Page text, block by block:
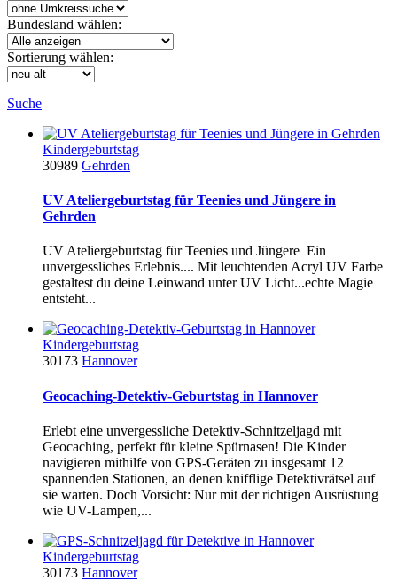
Bundesland wählen:
Sortierung wählen:
Suche
Kindergeburtstag
30989 Gehrden
UV Ateliergeburtstag für Teenies und Jüngere in
Gehrden
UV Ateliergeburtstag für Teenies und Jüngere Ein
unvergessliches Erlebnis.... Mit leuchtenden Acryl UV Farbe
gestaltest du deine Leinwand unter UV Licht...echte Magie
entsteht...
Kindergeburtstag
30173 Hannover
Geocaching-Detektiv-Geburtstag in Hannover
Erlebt eine unvergessliche Detektiv-Schnitzeljagd mit
Geocaching, perfekt für kleine Spürnasen! Die Kinder
navigieren mithilfe von GPS-Geräten zu insgesamt 12
spannenden Stationen, an denen knifflige Detektivrätsel auf
sie warten. Doch Vorsicht: Nur mit der richtigen Ausrüstung
wie UV-Lampen,...
Kindergeburtstag
30173 Hannover